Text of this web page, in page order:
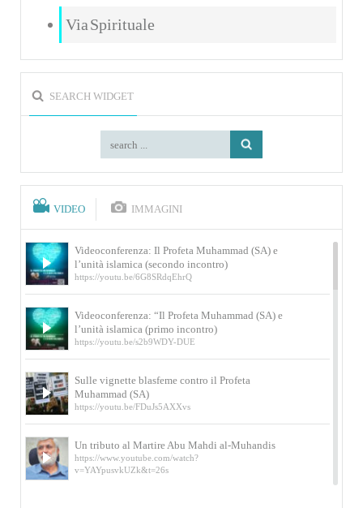
Via Spirituale
SEARCH WIDGET
VIDEO IMMAGINI
Videoconferenza: Il Profeta Muhammad (SA) e
l’unità islamica (secondo incontro)
https://youtu.be/6G8SRdqEhrQ
Videoconferenza: “Il Profeta Muhammad (SA) e
l’unità islamica (primo incontro)
https://youtu.be/s2b9WDY-DUE
Sulle vignette blasfeme contro il Profeta
Muhammad (SA)
https://youtu.be/FDuJs5AXXvs
Un tributo al Martire Abu Mahdi al-Muhandis
https://www.youtube.com/watch?
v=YAYpusvkUZk&t=26s